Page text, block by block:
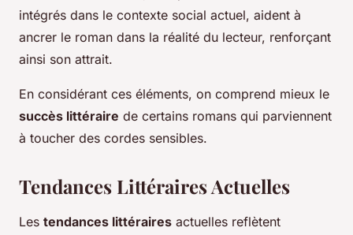
intégrés dans le contexte social actuel, aident à
ancrer le roman dans la réalité du lecteur, renforçant
ainsi son attrait.
En considérant ces éléments, on comprend mieux le
succès littéraire de certains romans qui parviennent
à toucher des cordes sensibles.
Tendances Littéraires Actuelles
Les tendances littéraires actuelles reflètent